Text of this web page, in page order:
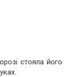
стояла його